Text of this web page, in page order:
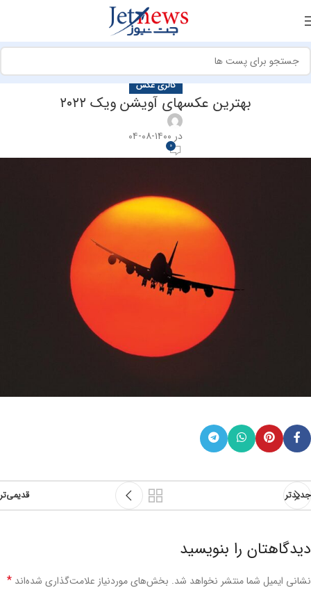
گالری عکس
بهترین عکسهای آویشن ویک ۲۰۲۲
در ۱۴۰۰-۰۸-۰۴
0
جدیدتر قدیمی‌تر
دیدگاهتان را بنویسید
نشانی ایمیل شما منتشر نخواهد شد. بخش‌های موردنیاز علامت‌گذاری شده‌اند *